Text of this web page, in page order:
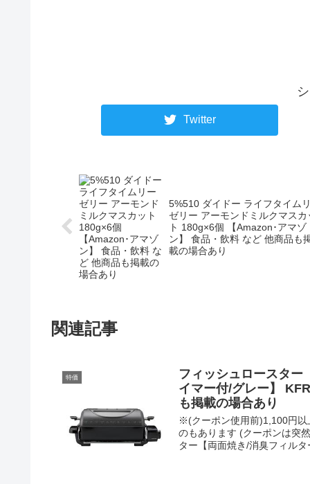
Twitter
5%510 ダイドー ライフタイム
ゼリー アーモンドミルクマスカ
ト 180g×6個 【Amazon･アマゾ
ン】 食品・飲料 など 他商品も
載の場合あり
関連記事
特価
フィッシュロースタ
イマー付/グレー】
も掲載の場合あり
※(クーポン使用前)1,100円以
のもあります (クーポンは突
ター【両面焼き/消臭フィル